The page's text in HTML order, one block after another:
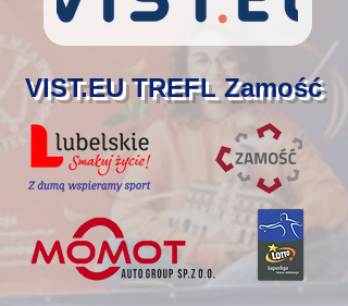
VIST.EU TREFL Zamość